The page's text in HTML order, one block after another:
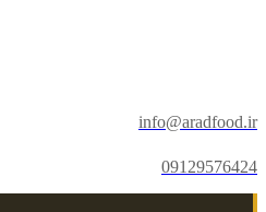
info@aradfood.ir
09129576424